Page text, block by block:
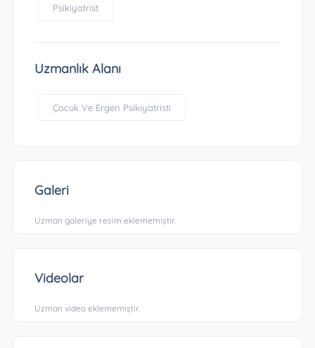
Psikiyatrist
Uzmanlık Alanı
Çocuk Ve Ergen Psikiyatristi
Galeri
Uzman galeriye resim eklememiştir.
Videolar
Uzman video eklememiştir.